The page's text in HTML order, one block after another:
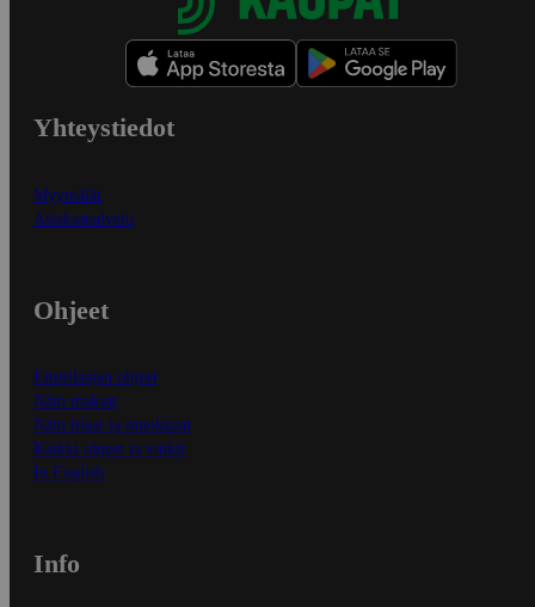
Yhteystiedot
Myymälät
Asiakaspalvelu
Ohjeet
Ensitilaajan ohjeet
Näin maksat
Näin tilaat ja muokkaat
Kaikki ohjeet ja vinkit
In English
Info